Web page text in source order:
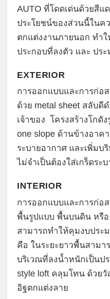
AUTO ที่โดดเด่นด้วยสีแ
ประโยชน์ของส่วนนี้ในค
ตกแต่งงานภายนอก ทำใ
ประกอบที่ลงตัว และ ปร
EXTERIOR
การออกแบบและการก่อ
ด้วย metal sheet สลับดี
เจ้าของ โครงสร้างโกดั
one slope ด้านข้างอาคา
ระบายอากาศ และเพิ่มบ
ไม่จำเป็นต้องใส่เกร็ดระ
INTERIOR
การออกแบบและการก่อ
พื้นรูปแบบ พื้นบนดิน หรือ
สามารถทำให้คุมงบประ
คือ ในระยะยาวพื้นสามา
บริเวณที่ลงน้ำหนักเป็นป
style loft คลุมโทน ด้วยวั
อิฐตกแต่งลาย